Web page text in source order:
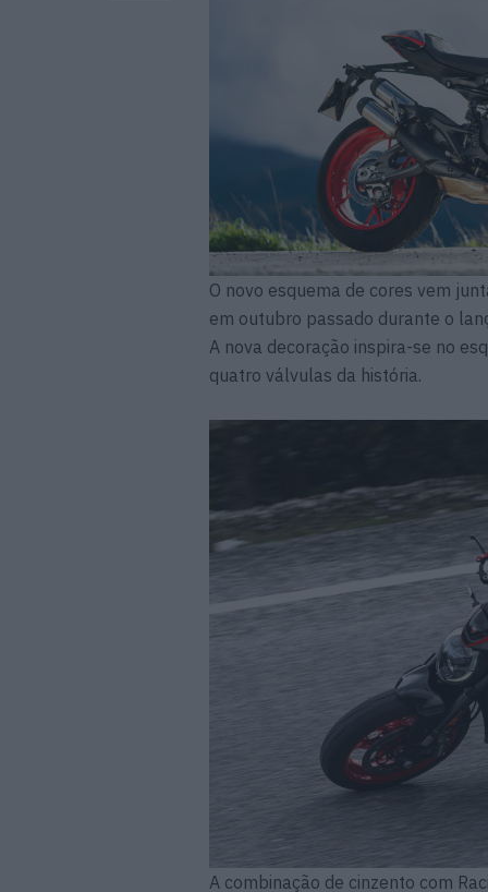
O novo esquema de cores vem
em outubro passado durante o
A nova decoração inspira-se no
quatro válvulas da história.
A combinação de cinzento com